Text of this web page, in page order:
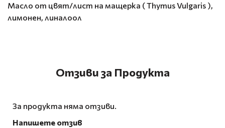
Масло от цвят/лист на мащерка ( Thymus Vulgaris ),
лимонен, линалоол
Отзиви за Продукта
За продукта няма отзиви.
Напишете отзив